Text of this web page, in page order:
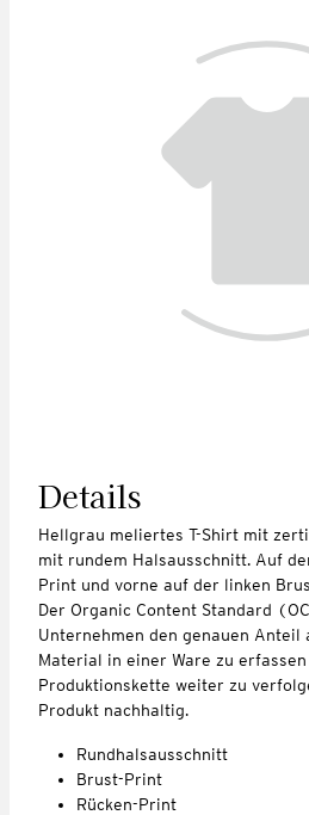
Details
Hellgrau meliertes T-Shirt mit
mit rundem Halsausschnitt. Auf
Print und vorne auf der linken
Der Organic Content Standard
Unternehmen den genauen Anteil
Material in einer Ware zu
Produktionskette weiter zu
Produkt nachhaltig.
Rundhalsausschnitt
Brust-Print
Rücken-Print